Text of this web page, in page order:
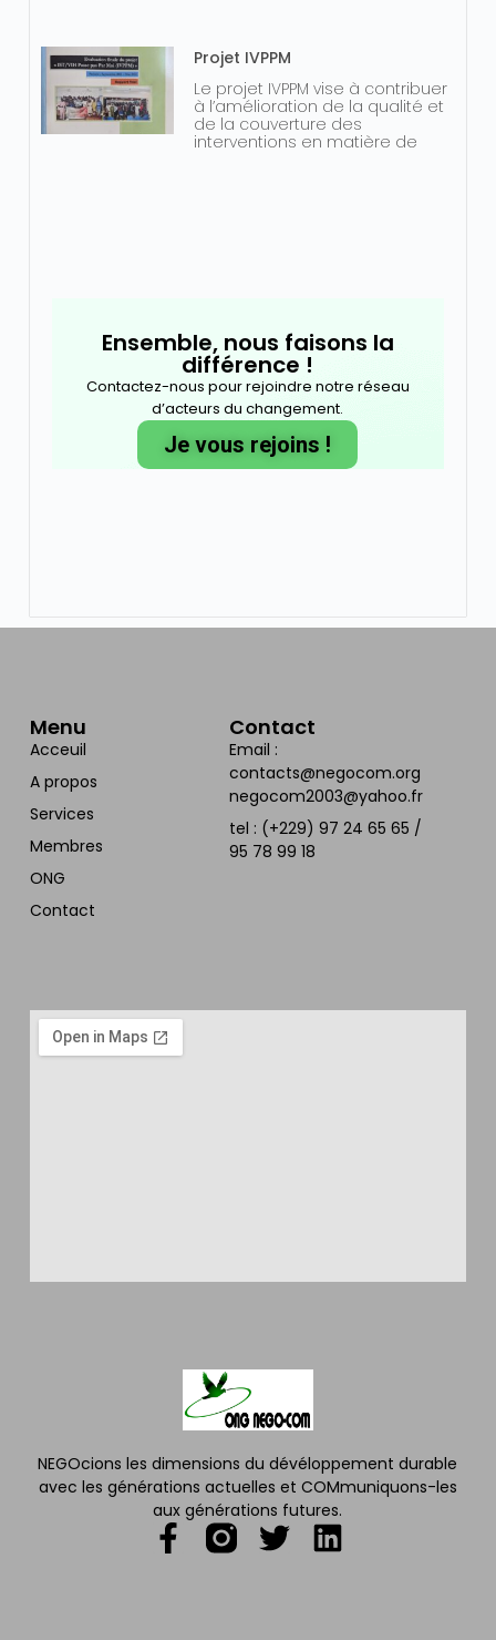
Projet IVPPM
Le projet IVPPM vise à contribuer
à l’amélioration de la qualité et
de la couverture des
interventions en matière de
Ensemble, nous faisons la
différence !
Contactez-nous pour rejoindre notre réseau
d’acteurs du changement.
Je vous rejoins !
NEGOcions les dimensions du dévéloppement durable
avec les générations actuelles et COMmuniquons-les
aux générations futures.
Menu
Acceuil
A propos
Services
Membres
ONG
Contact
Contact
Email :
contacts@negocom.org
negocom2003@yahoo.fr
tel : (+229) 97 24 65 65 /
95 78 99 18